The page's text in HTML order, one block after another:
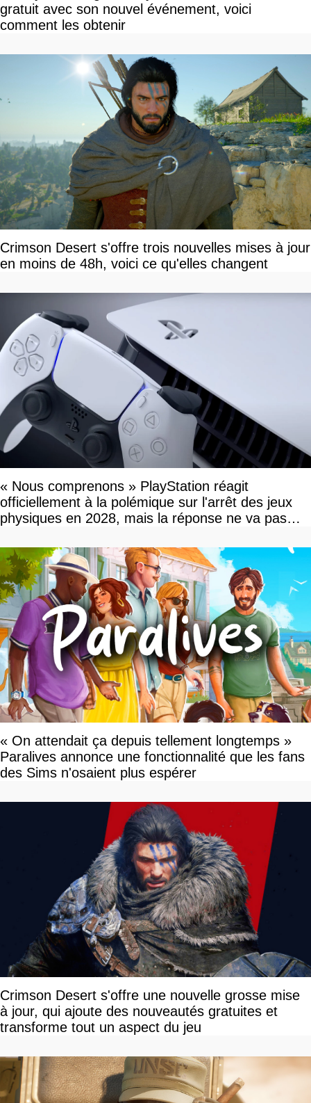
gratuit avec son nouvel événement, voici
comment les obtenir
Crimson Desert s'offre trois nouvelles mises à jour
en moins de 48h, voici ce qu'elles changent
« Nous comprenons » PlayStation réagit
officiellement à la polémique sur l'arrêt des jeux
physiques en 2028, mais la réponse ne va pas
« On attendait ça depuis tellement longtemps »
Paralives annonce une fonctionnalité que les fans
des Sims n'osaient plus espérer
Crimson Desert s'offre une nouvelle grosse mise
à jour, qui ajoute des nouveautés gratuites et
transforme tout un aspect du jeu